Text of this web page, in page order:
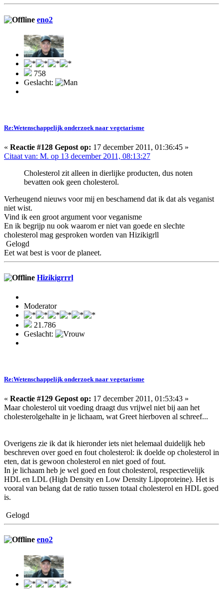
eno2
758
Geslacht:
Re:Wetenschappelijk onderzoek naar vegetarisme
« Reactie #128 Gepost op: 17 december 2011, 01:36:45 »
Citaat van: M. op 13 december 2011, 08:13:27
Cholesterol zit alleen in dierlijke producten, dus noten
bevatten ook geen cholesterol.
Verheugend nieuws voor mij en beschamend dat ik dat als veganist
niet wist.
Vind ik een groot argument voor veganisme
En ik begrijp nu ook waarom er niet van goede en slechte
cholesterol mag gesproken worden van Hizikigrll
Gelogd
Eet wat best is voor de planeet.
Hizikigrrrl
Moderator
21.786
Geslacht:
Re:Wetenschappelijk onderzoek naar vegetarisme
« Reactie #129 Gepost op: 17 december 2011, 01:53:43 »
Maar cholesterol uit voeding draagt dus vrijwel niet bij aan het
cholesterolgehalte in je lichaam, wat Greet hierboven al schreef...
Overigens zie ik dat ik hieronder iets niet helemaal duidelijk heb
beschreven over goed en fout cholesterol: ik doelde op cholesterol in
eten, dat is gewoon cholesterol en niet goed of fout.
In je lichaam heb je wel goed en fout cholesterol, respectievelijk
HDL en LDL (High Density en Low Density Lipoproteine). Het is
vooral van belang dat de ratio tussen totaal cholesterol en HDL goed
is.
Gelogd
eno2